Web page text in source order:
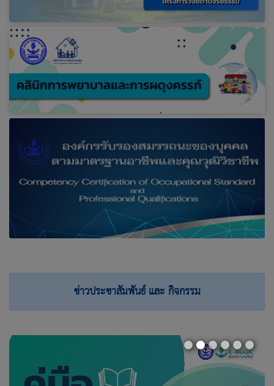
ข่าวประชาสัมพันธ์ และ กิจกรรม